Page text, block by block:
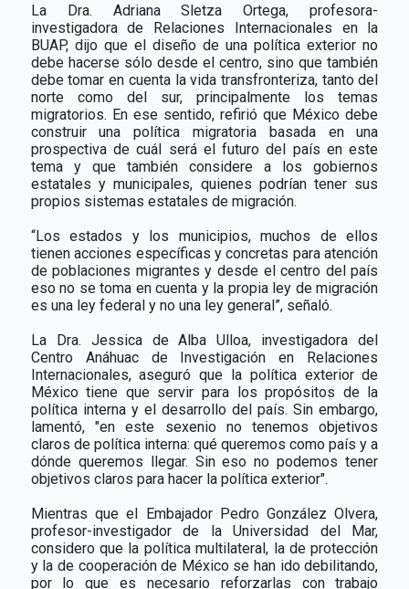
La Dra. Adriana Sletza Ortega, profesora-
investigadora de Relaciones Internacionales en la
BUAP, dijo que el diseño de una política exterior no
debe hacerse sólo desde el centro, sino que también
debe tomar en cuenta la vida transfronteriza, tanto del
norte como del sur, principalmente los temas
migratorios. En ese sentido, refirió que México debe
construir una política migratoria basada en una
prospectiva de cuál será el futuro del país en este
tema y que también considere a los gobiernos
estatales y municipales, quienes podrían tener sus
propios sistemas estatales de migración.
“Los estados y los municipios, muchos de ellos
tienen acciones específicas y concretas para atención
de poblaciones migrantes y desde el centro del país
eso no se toma en cuenta y la propia ley de migración
es una ley federal y no una ley general”, señaló.
La Dra. Jessica de Alba Ulloa, investigadora del
Centro Anáhuac de Investigación en Relaciones
Internacionales, aseguró que la política exterior de
México tiene que servir para los propósitos de la
política interna y el desarrollo del país. Sin embargo,
lamentó, "en este sexenio no tenemos objetivos
claros de política interna: qué queremos como país y a
dónde queremos llegar. Sin eso no podemos tener
objetivos claros para hacer la política exterior".
Mientras que el Embajador Pedro González Olvera,
profesor-investigador de la Universidad del Mar,
considero que la política multilateral, la de protección
y la de cooperación de México se han ido debilitando,
por lo que es necesario reforzarlas con trabajo